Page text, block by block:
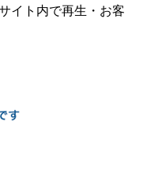
イト内で再生・お客